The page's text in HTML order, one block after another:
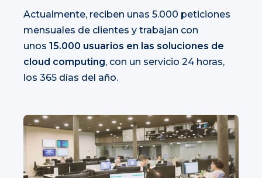
Actualmente, reciben unas 5.000 peticiones
mensuales de clientes y trabajan con
unos 15.000 usuarios en las soluciones de
cloud computing, con un servicio 24 horas,
los 365 días del año.